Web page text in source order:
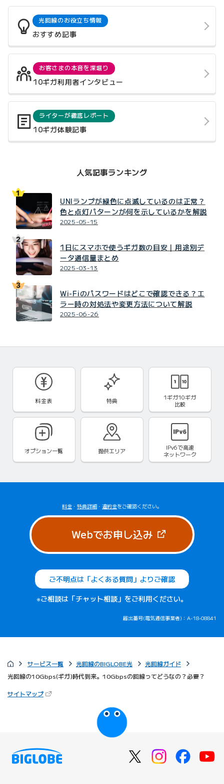
光回線のお役立ち情報
おすすめ記事
お客さまの本音を深堀り
10ギガ利用者インタビュー
ライターが徹底レポート
10ギガ体験記事
人気記事ランキング
UNIランプが緑色に点滅しているのは正常？
色と点灯パターンが何を示しているかを解説
2025-05-15
1日にスマホで使うギガ数の目安｜用途別デ
ータ通信量まとめ
2025-03-13
Wi-Fiのパスワードはどこで確認できる？エ
ラー時の対処法や変更方法について解説
2025-06-26
料金表 特典
1ギガ10ギガ
比較
オプション一覧 提供エリア IPv6で高速
ネットワーク
料金 ・ 特典詳細 ・ 違約金をご確認ください。
Webでお申し込み（新しいタブ
ご不明点は「よくある質問」よりご確認
※ご相談は「チャット相談」をご利用ください。
届出番号(電気通信事業者)：A-18-08841
サービス一覧 光回線のBIGLOBE光
光回線ガイド
光回線の10Gbps(ギガ)時代到来。10Gbpsの回線ってどうなの？必要？
サイトマップ（新しいタブで開きます）